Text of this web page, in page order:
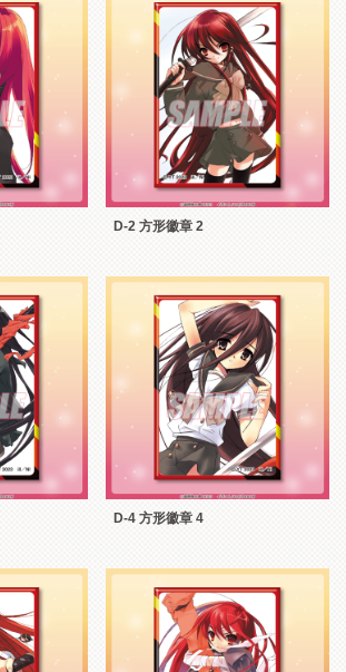
D-2 方形徽章 2
D-4 方形徽章 4